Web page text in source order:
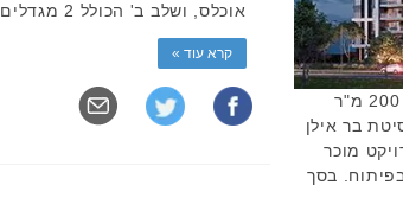
אוכלס, ושלב ב' הכולל 2 מגדלים בני כ …
קרא עוד »
הקרקע עליה יוקם הפרויקט מתפרשת על פני 7 דונם ו – 200 מ"ר
בר אילן
מוכר
בסך